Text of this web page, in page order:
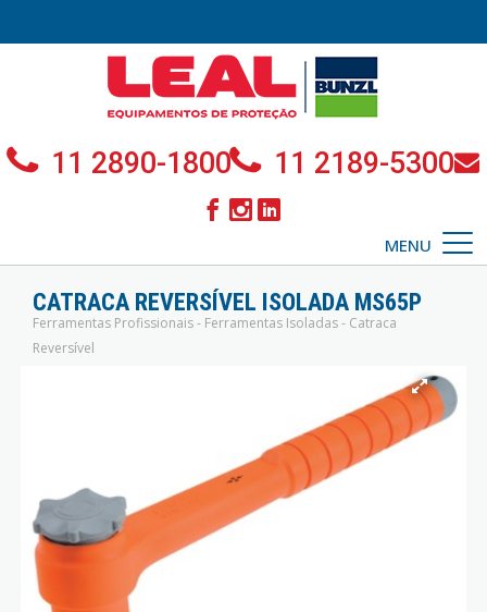
11 2890-1800 11 2189-5300
MENU
CATRACA REVERSÍVEL ISOLADA MS65P
Ferramentas Profissionais - Ferramentas Isoladas - Catraca
Reversível